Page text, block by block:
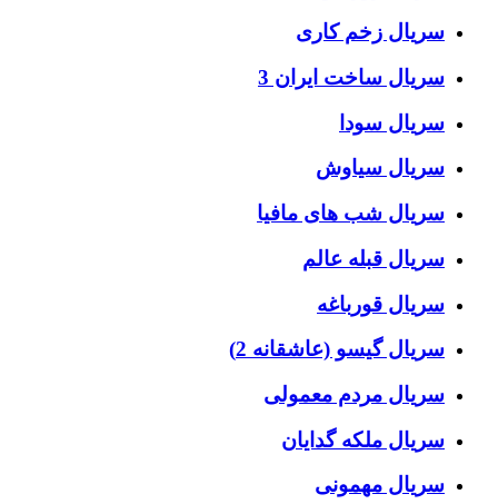
سریال زخم کاری
سریال ساخت ایران 3
سریال سودا
سریال سیاوش
سریال شب های مافیا
سریال قبله عالم
سریال قورباغه
سریال گیسو (عاشقانه 2)
سریال مردم معمولی
سریال ملکه گدایان
سریال مهمونی